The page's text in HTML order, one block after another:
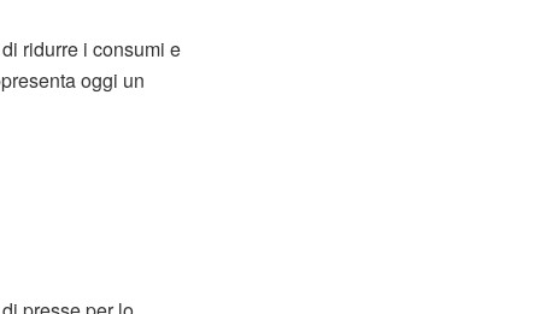
ridurre i consumi e
oggi un